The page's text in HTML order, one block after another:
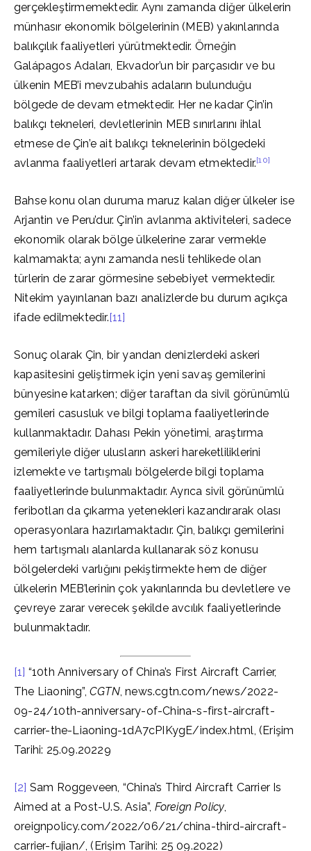
gerçekleştirmemektedir. Aynı zamanda diğer ülkelerin
münhasır ekonomik bölgelerinin (MEB) yakınlarında
balıkçılık faaliyetleri yürütmektedir. Örneğin
Galápagos Adaları, Ekvador’un bir parçasıdır ve bu
ülkenin MEB’i mevzubahis adaların bulunduğu
bölgede de devam etmektedir. Her ne kadar Çin’in
balıkçı tekneleri, devletlerinin MEB sınırlarını ihlal
etmese de Çin’e ait balıkçı teknelerinin bölgedeki
avlanma faaliyetleri artarak devam etmektedir.[10]
Bahse konu olan duruma maruz kalan diğer ülkeler ise
Arjantin ve Peru’dur. Çin’in avlanma aktiviteleri, sadece
ekonomik olarak bölge ülkelerine zarar vermekle
kalmamakta; aynı zamanda nesli tehlikede olan
türlerin de zarar görmesine sebebiyet vermektedir.
Nitekim yayınlanan bazı analizlerde bu durum açıkça
ifade edilmektedir.[11]
Sonuç olarak Çin, bir yandan denizlerdeki askeri
kapasitesini geliştirmek için yeni savaş gemilerini
bünyesine katarken; diğer taraftan da sivil görünümlü
gemileri casusluk ve bilgi toplama faaliyetlerinde
kullanmaktadır. Dahası Pekin yönetimi, araştırma
gemileriyle diğer ulusların askeri hareketliliklerini
izlemekte ve tartışmalı bölgelerde bilgi toplama
faaliyetlerinde bulunmaktadır. Ayrıca sivil görünümlü
feribotları da çıkarma yetenekleri kazandırarak olası
operasyonlara hazırlamaktadır. Çin, balıkçı gemilerini
hem tartışmalı alanlarda kullanarak söz konusu
bölgelerdeki varlığını pekiştirmekte hem de diğer
ülkelerin MEB’lerinin çok yakınlarında bu devletlere ve
çevreye zarar verecek şekilde avcılık faaliyetlerinde
bulunmaktadır.
[1] “10th Anniversary of China’s First Aircraft Carrier,
The Liaoning”, CGTN, news.cgtn.com/news/2022-
09-24/10th-anniversary-of-China-s-first-aircraft-
carrier-the-Liaoning-1dA7cPIKygE/index.html, (Erişim
Tarihi: 25.09.20229
[2] Sam Roggeveen, “China’s Third Aircraft Carrier Is
Aimed at a Post-U.S. Asia”, Foreign Policy,
oreignpolicy.com/2022/06/21/china-third-aircraft-
carrier-fujian/, (Erişim Tarihi: 25 09.2022)